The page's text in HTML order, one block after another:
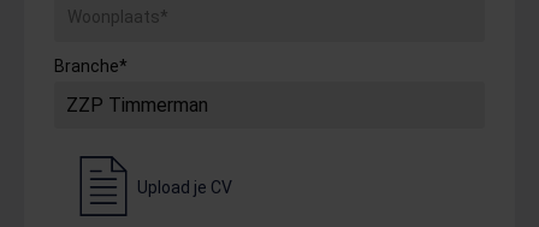
Woonplaats*
Branche*
Upload je CV